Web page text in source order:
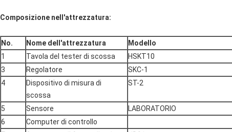
Composizione nell'attrezzatura:
No. Nome dell'attrezzatura Modello
1
Tavola del tester di scossa HSKT10
3
Regolatore SKC-1
4
Dispositivo di misura di
scossa
ST-2
5 Sensore LABORATORIO
6
Computer di controllo